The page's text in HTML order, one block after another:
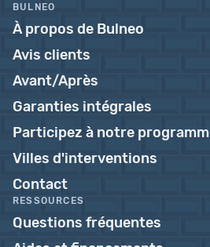
BULNEO
À propos de Bulneo
Avis clients
Avant/Après
Garanties intégrales
Participez à notre
Villes d'interventions
Contact
RESSOURCES
Questions fréquentes